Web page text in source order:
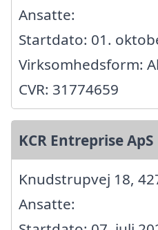
Ansatte:
Startdato: 01.
Virksomhedsform:
CVR: 31774659
KCR Entreprise ApS
Knudstrupvej 18,
Ansatte: